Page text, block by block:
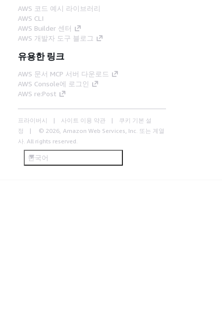
AWS 코드 예시 라이브러리
AWS CLI
AWS Builder 센터
AWS 개발자 도구 블로그
유용한 링크
AWS 문서 MCP 서버 다운로드
AWS Console에 로그인
AWS re:Post
프라이버시 사이트 이용 약관
쿠키 기본 설
정
© 2026, Amazon Web Services, Inc. 또는 계열
사. All rights reserved.
한국어